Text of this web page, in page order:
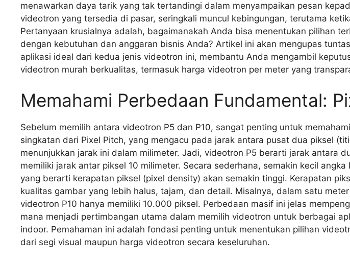
menawarkan daya tarik yang tak tertandingi dalam menyampaikan pesan
videotron yang tersedia di pasar, seringkali muncul kebingungan, terutama
Pertanyaan krusialnya adalah, bagaimanakah Anda bisa menentukan pilihan
dengan kebutuhan dan anggaran bisnis Anda? Artikel ini akan mengupas
aplikasi ideal dari kedua jenis videotron ini, membantu Anda mengambil
videotron murah berkualitas, termasuk harga videotron per meter yang
Memahami Perbedaan Fundamental:
Sebelum memilih antara videotron P5 dan P10, sangat penting untuk memahami
singkatan dari Pixel Pitch, yang mengacu pada jarak antara pusat dua piksel
menunjukkan jarak ini dalam milimeter. Jadi, videotron P5 berarti jarak antara
memiliki jarak antar piksel 10 milimeter. Secara sederhana, semakin kecil
yang berarti kerapatan piksel (pixel density) akan semakin tinggi. Kerapatan
kualitas gambar yang lebih halus, tajam, dan detail. Misalnya, dalam satu
videotron P10 hanya memiliki 10.000 piksel. Perbedaan masif ini jelas
mana menjadi pertimbangan utama dalam memilih videotron untuk berbagai
indoor. Pemahaman ini adalah fondasi penting untuk menentukan pilihan
dari segi visual maupun harga videotron secara keseluruhan.